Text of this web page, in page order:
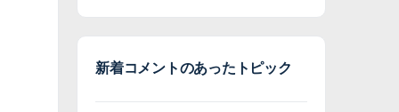
新着コメントのあったトピック